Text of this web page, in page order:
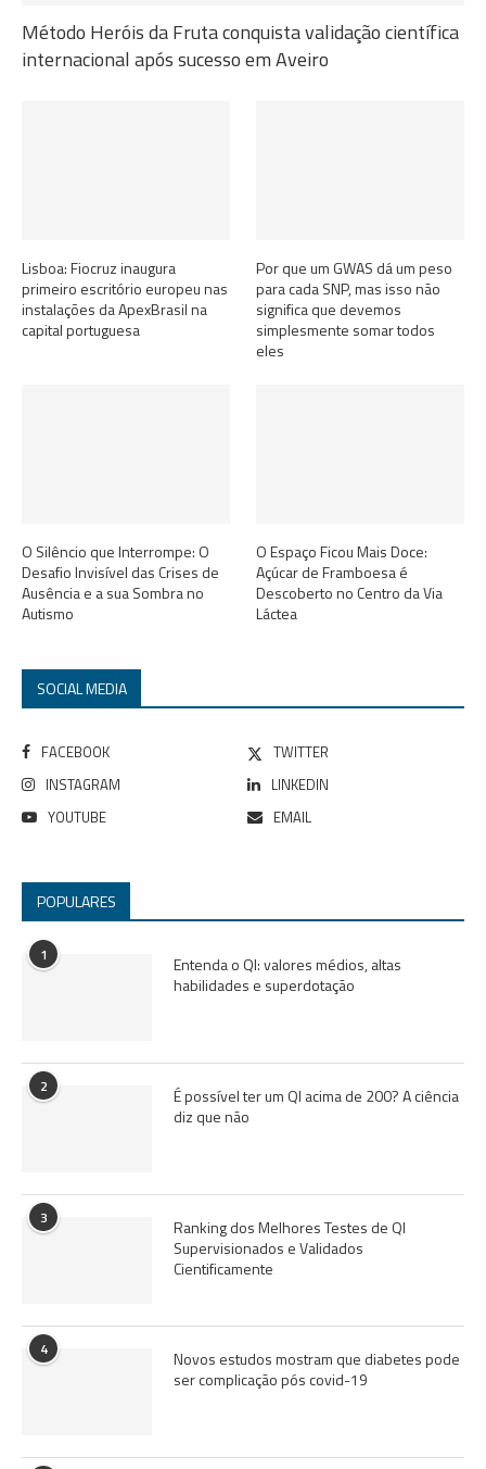
Método Heróis da Fruta conquista validação científica
internacional após sucesso em Aveiro
Lisboa: Fiocruz inaugura
primeiro escritório europeu nas
instalações da ApexBrasil na
capital portuguesa
Por que um GWAS dá um peso
para cada SNP, mas isso não
significa que devemos
simplesmente somar todos
eles
O Silêncio que Interrompe: O
Desafio Invisível das Crises de
Ausência e a sua Sombra no
Autismo
O Espaço Ficou Mais Doce:
Açúcar de Framboesa é
Descoberto no Centro da Via
Láctea
SOCIAL MEDIA
FACEBOOK
TWITTER
INSTAGRAM
LINKEDIN
YOUTUBE
EMAIL
POPULARES
1
Entenda o QI: valores médios, altas
habilidades e superdotação
2
É possível ter um QI acima de 200? A ciência
diz que não
3
Ranking dos Melhores Testes de QI
Supervisionados e Validados
Cientificamente
4
Novos estudos mostram que diabetes pode
ser complicação pós covid-19